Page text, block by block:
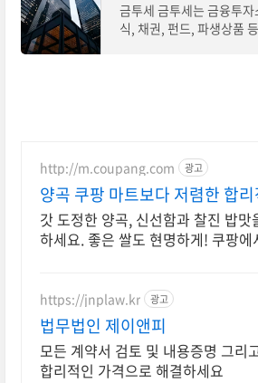
금투세 금투세는 금융투
식, 채권, 펀드, 파생상품
http://m.coupang.com 광고
양곡 쿠팡 마트보다 저렴한 합
갓 도정한 양곡, 신선함과 찰진 밥맛
하세요. 좋은 쌀도 현명하게! 쿠팡
https://jnplaw.kr 광고
법무법인 제이앤피
모든 계약서 검토 및 내용증명 그리
합리적인 가격으로 해결하세요